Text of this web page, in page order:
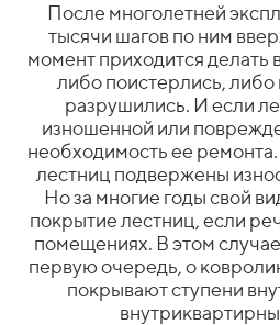
После многолетней
тысячи шагов по ним
момент приходится делать
либо поистерлись,
разрушились. И если
изношенной или
необходимость ее
лестниц подвержены
Но за многие годы свой
покрытие лестниц, если
помещениях. В этом
первую очередь, о
покрывают ступени